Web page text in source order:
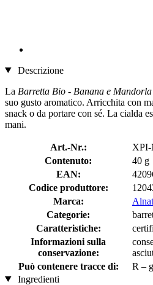
Descrizione
La Barretta Bio - Banana e Mandorla
suo gusto aromatico. Arricchita con
snack o da portare con sé. La cialda
mani.
Art.-Nr.:
XPI-
Contenuto:
40 g
EAN:
Codice produttore:
Marca:
Categorie:
Caratteristiche:
Informazioni sulla
conservazione:
Può contenere tracce di:
R –
Ingredienti